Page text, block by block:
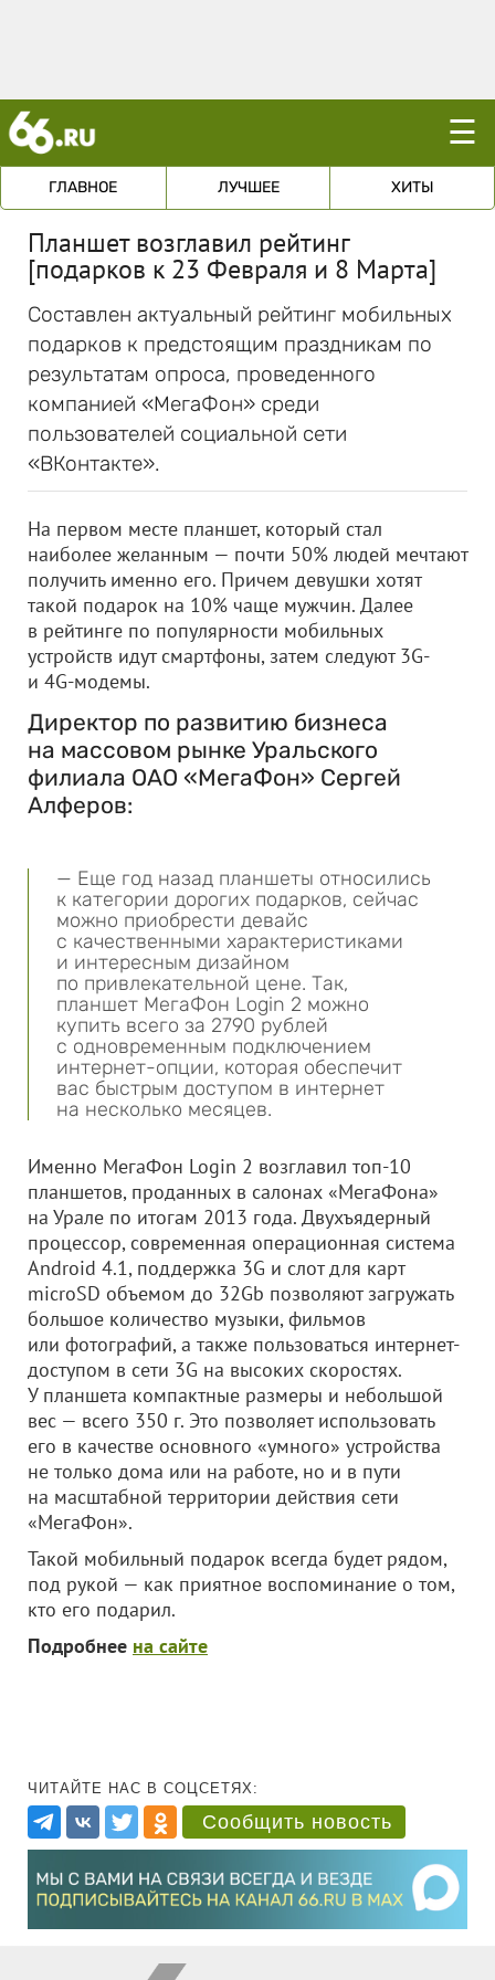
☰
ГЛАВНОЕ ЛУЧШЕЕ ХИТЫ
Планшет возглавил рейтинг
[подарков к 23 Февраля и 8 Марта]
Составлен актуальный рейтинг мобильных
подарков к предстоящим праздникам по
результатам опроса, проведенного
компанией «МегаФон» среди
пользователей социальной сети
«ВКонтакте».
На первом месте планшет, который стал
наиболее желанным — почти 50% людей мечтают
получить именно его. Причем девушки хотят
такой подарок на 10% чаще мужчин. Далее
в рейтинге по популярности мобильных
устройств идут смартфоны, затем следуют 3G-
и 4G-модемы.
Директор по развитию бизнеса
на массовом рынке Уральского
филиала ОАО «МегаФон» Сергей
Алферов:
— Еще год назад планшеты относились
к категории дорогих подарков, сейчас
можно приобрести девайс
с качественными характеристиками
и интересным дизайном
по привлекательной цене. Так,
планшет МегаФон Login 2 можно
купить всего за 2790 рублей
с одновременным подключением
интернет-опции, которая обеспечит
вас быстрым доступом в интернет
на несколько месяцев.
Именно МегаФон Login 2 возглавил топ-10
планшетов, проданных в салонах «МегаФона»
на Урале по итогам 2013 года. Двухъядерный
процессор, современная операционная система
Android 4.1, поддержка 3G и слот для карт
microSD объемом до 32Gb позволяют загружать
большое количество музыки, фильмов
или фотографий, а также пользоваться интернет-
доступом в сети 3G на высоких скоростях.
У планшета компактные размеры и небольшой
вес — всего 350 г. Это позволяет использовать
его в качестве основного «умного» устройства
не только дома или на работе, но и в пути
на масштабной территории действия сети
«МегаФон».
Такой мобильный подарок всегда будет рядом,
под рукой — как приятное воспоминание о том,
кто его подарил.
Подробнее на сайте
ЧИТАЙТЕ НАС В СОЦСЕТЯХ:
Сообщить новость